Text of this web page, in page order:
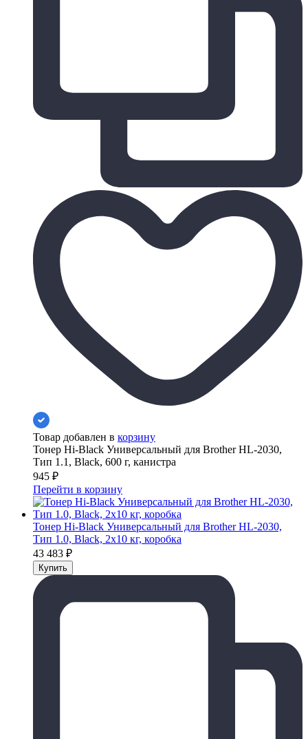
Товар добавлен в корзину
Тонер Hi-Black Универсальный для Brother HL-2030,
Тип 1.1, Black, 600 г, канистра
945 ₽
Перейти в корзину
Тонер Hi-Black Универсальный для Brother HL-2030,
Тип 1.0, Black, 2x10 кг, коробка
43 483 ₽